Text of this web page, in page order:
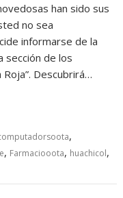
han sido sus
no sea
informarse de la
sección de los
Descubrirá…
,
, Farmaciooota, huachicol,